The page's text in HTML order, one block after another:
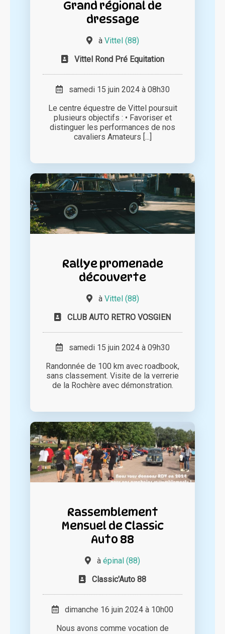
Grand régional de
dressage
à Vittel (88)
Vittel Rond Pré Equitation
samedi 15 juin 2024 à 08h30
Le centre équestre de Vittel poursuit
plusieurs objectifs : • Favoriser et
distinguer les performances de nos
cavaliers Amateurs [...]
Rallye promenade
découverte
à Vittel (88)
CLUB AUTO RETRO VOSGIEN
samedi 15 juin 2024 à 09h30
Randonnée de 100 km avec roadbook,
sans classement. Visite de la verrerie
de la Rochère avec démonstration.
Rassemblement
Mensuel de Classic
Auto 88
à épinal (88)
Classic'Auto 88
dimanche 16 juin 2024 à 10h00
Nous avons comme vocation de